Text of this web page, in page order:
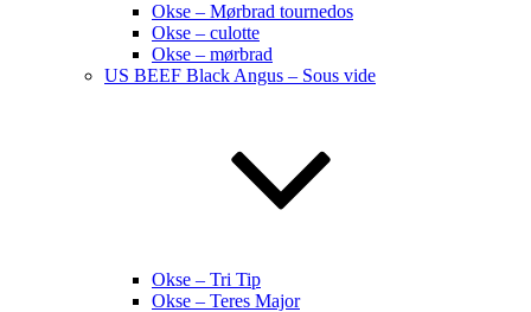
Okse – Mørbrad tournedos
Okse – culotte
Okse – mørbrad
US BEEF Black Angus – Sous vide
Okse – Tri Tip
Okse – Teres Major